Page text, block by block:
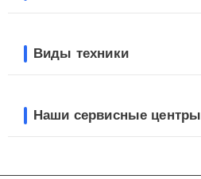
Виды техники
Наши сервисные центры